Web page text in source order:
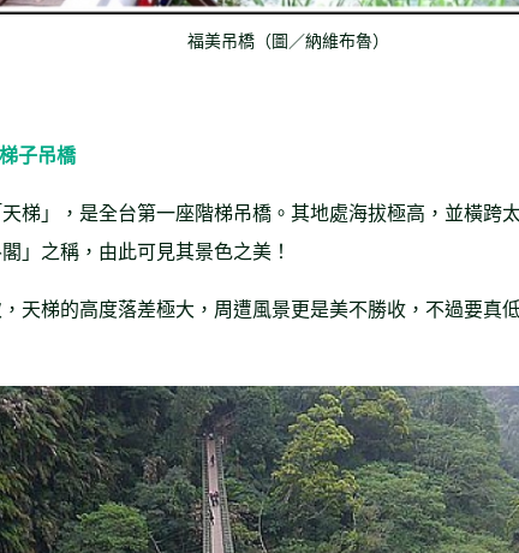
福美吊橋（圖／納維布魯）
子吊橋
梯」，是全台第一座階梯吊橋。其地處海拔極高，並橫跨
」之稱，由此可見其景色之美！
天梯的高度落差極大，周遭風景更是美不勝收，不過要真